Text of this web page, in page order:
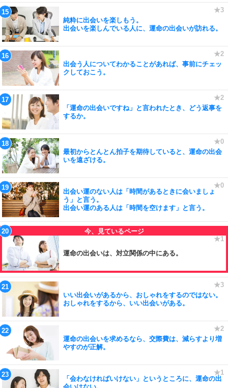
純粋に出会いを楽しもう。
出会いを楽しんでいる人に、運命の出会いが訪れる。
出会う人についてわかることがあれば、事前にチェッ
クしておこう。
「運命の出会いですね」と言われたとき、どう返事を
するか。
最初からとんとん拍子を期待していると、運命の出会
いを遠ざける。
出会い運のない人は「時間があるときに会いましょ
う」と言う。
出会い運のある人は「時間を空けます」と言う。
運命の出会いは、対立関係の中にある。
いい出会いがあるから、おしゃれをするのではない。
おしゃれをするから、いい出会いがある。
運命の出会いを求めるなら、交際費は、減らすより増
やすのが正解。
「会わなければいけない」というところに、運命の出
会いはない。